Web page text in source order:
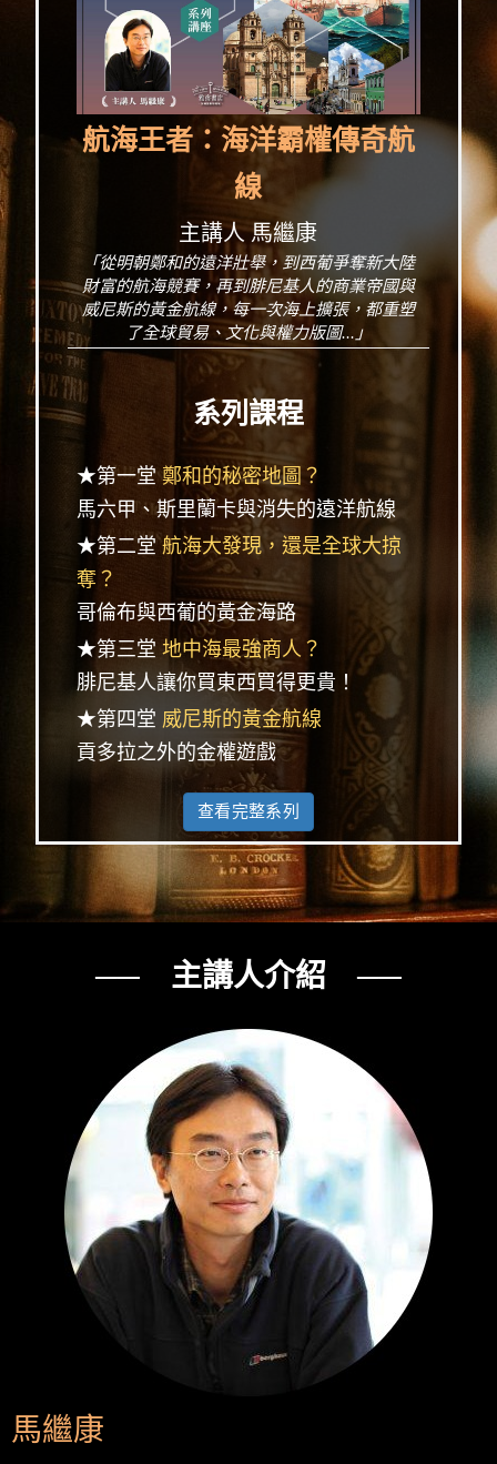
航海王者：海洋霸權傳奇航
線
主講人 馬繼康
「從明朝鄭和的遠洋壯舉，到西葡爭奪新大陸
財富的航海競賽，再到腓尼基人的商業帝國與
威尼斯的黃金航線，每一次海上擴張，都重塑
了全球貿易、文化與權力版圖...」
系列課程
★第一堂鄭和的秘密地圖？
馬六甲、斯里蘭卡與消失的遠洋航線
★第二堂航海大發現，還是全球大掠
奪？
哥倫布與西葡的黃金海路
★第三堂 地中海最強商人？
腓尼基人讓你買東西買得更貴！
★第四堂 威尼斯的黃金航線
貢多拉之外的金權遊戲
查看完整系列
── 主講人介紹 ──
馬繼康